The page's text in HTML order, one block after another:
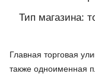
Тип магазина:
Главная торговая
также одноименная